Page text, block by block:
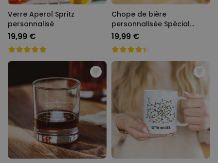
Verre Aperol Spritz
personnalisé
19,99 €
Chope de bière
personnalisée Spécial
Oktoberfest
19,99 €